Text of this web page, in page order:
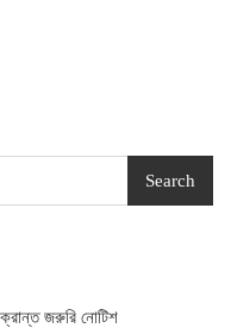
Search
জরুরি নোটিশ